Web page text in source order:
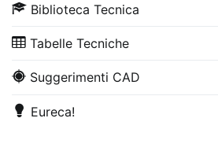
Biblioteca Tecnica
Tabelle Tecniche
Suggerimenti CAD
Eureca!